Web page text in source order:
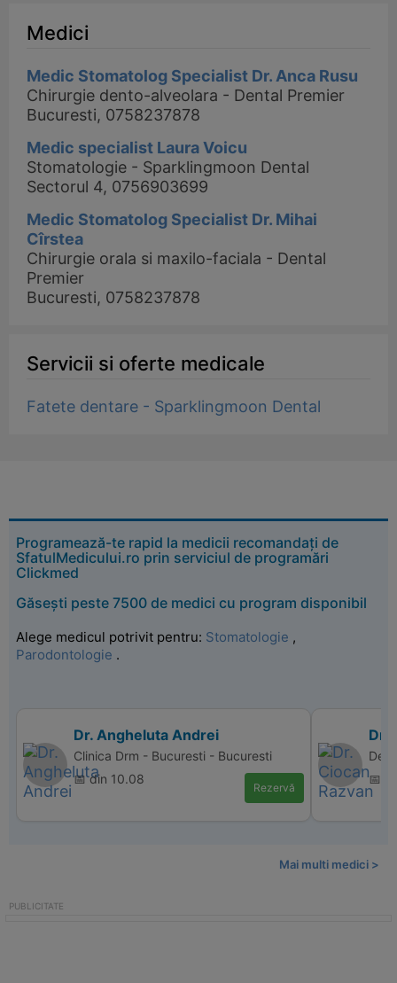
Medici
Medic Stomatolog Specialist Dr. Anca Rusu
Chirurgie dento-alveolara - Dental Premier
Bucuresti, 0758237878
Medic specialist Laura Voicu
Stomatologie - Sparklingmoon Dental
Sectorul 4, 0756903699
Medic Stomatolog Specialist Dr. Mihai
Cîrstea
Chirurgie orala si maxilo-faciala - Dental
Premier
Bucuresti, 0758237878
Servicii si oferte medicale
Fatete dentare - Sparklingmoon Dental
Programează-te rapid la medicii recomandați de
SfatulMedicului.ro prin serviciul de programări
Clickmed
Găsești peste 7500 de medici cu program disponibil
Alege medicul potrivit pentru: Stomatologie ,
Parodontologie .
Dr. Angheluta Andrei
Clinica Drm - Bucuresti - Bucuresti
📅 din 10.08
Rezervă
Dr.
📅
Mai multi medici >